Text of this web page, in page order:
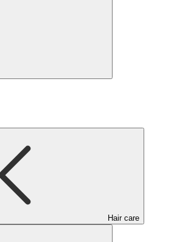
Hair care